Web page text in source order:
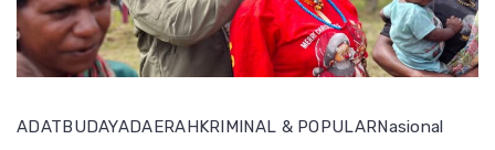
ADATBUDAYADAERAHKRIMINAL & POPULARNasional